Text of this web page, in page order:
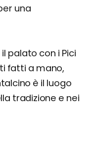
una
palato con i Pici
fatti a mano,
è il luogo
tradizione e nei